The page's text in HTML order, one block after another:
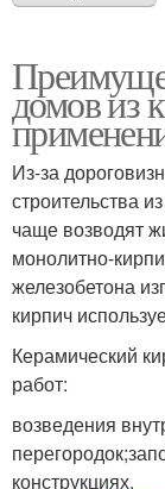
домов из
Из-за
строительства
чаще возводят
монолитно-
железобетона
кирпич
Керамический
работ:
возведения
конструкциях.